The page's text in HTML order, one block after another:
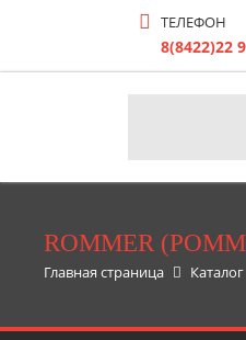
ТЕЛЕФОН
8(8422)22
ROMMER
Главная страница Каталог